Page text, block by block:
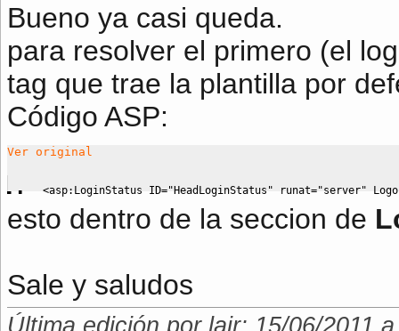
Bueno ya casi queda.
para resolver el primero (el
tag que trae la plantilla por
Código ASP:
Ver original
<asp: LoginStatus ID="HeadLoginStatus" runat="server"
esto dentro de la seccion de
Sale y saludos